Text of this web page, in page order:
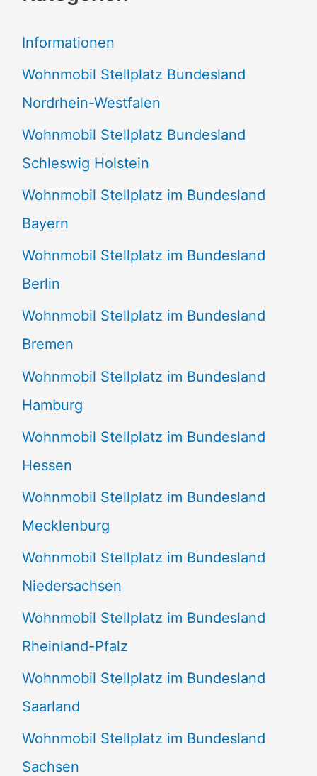
n
n
a
c
h
:
Informationen
Wohnmobil Stellplatz Bundesland
Nordrhein-Westfalen
Wohnmobil Stellplatz Bundesland
Schleswig Holstein
Wohnmobil Stellplatz im Bundesland
Bayern
Wohnmobil Stellplatz im Bundesland
Berlin
Wohnmobil Stellplatz im Bundesland
Bremen
Wohnmobil Stellplatz im Bundesland
Hamburg
Wohnmobil Stellplatz im Bundesland
Hessen
Wohnmobil Stellplatz im Bundesland
Mecklenburg
Wohnmobil Stellplatz im Bundesland
Niedersachsen
Wohnmobil Stellplatz im Bundesland
Rheinland-Pfalz
Wohnmobil Stellplatz im Bundesland
Saarland
Wohnmobil Stellplatz im Bundesland
Sachsen